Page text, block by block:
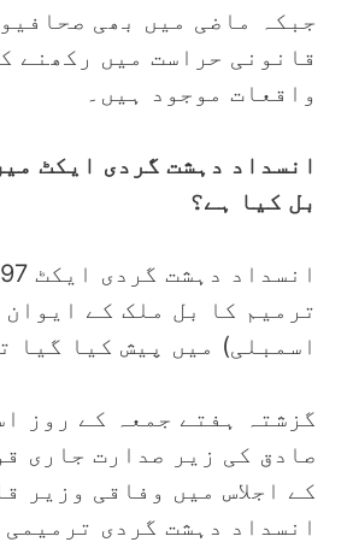
جبکہ ماضی میں بھی
قانونی حراست میں رکھنے
واقعات موجود ہیں۔
انسداد دہشت گردی ایکٹ
بل کیا ہے؟
ترمیم کا بل ملک کے
اسمبلی) میں پیش کیا گیا
گزشتہ ہفتے جمعہ کے روز
صادق کی زیر صدارت جاری
کے اجلاس میں وفاقی وزیر
انسداد دہشت گردی